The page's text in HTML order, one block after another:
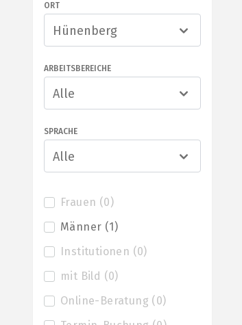
ORT
Hünenberg
ARBEITSBEREICHE
Alle
SPRACHE
Alle
Frauen (0)
Männer (1)
Institutionen (0)
mit Bild (0)
Online-Beratung ( 0)